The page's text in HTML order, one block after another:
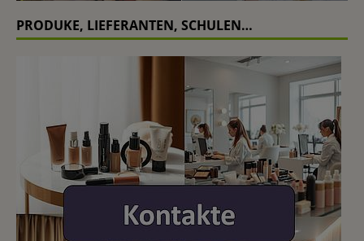
PRODUKE, LIEFERANTEN, SCHULEN…